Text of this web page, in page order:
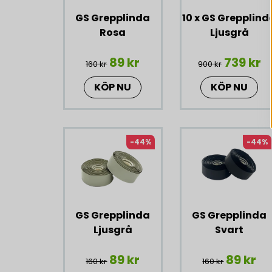
GS Grepplinda
Rosa
160 kr 89 kr
KÖP NU
10 x GS Grepplinda
Ljusgrå
900 kr 739 kr
KÖP NU
GS Grepplinda
Ljusgrå
-44%
160 kr 89 kr
GS Grepplinda
Svart
-44%
160 kr 89 kr